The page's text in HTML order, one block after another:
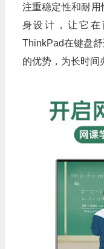
注重稳定性和耐
身设计，让它在
ThinkPad在键盘
的优势，为长时间